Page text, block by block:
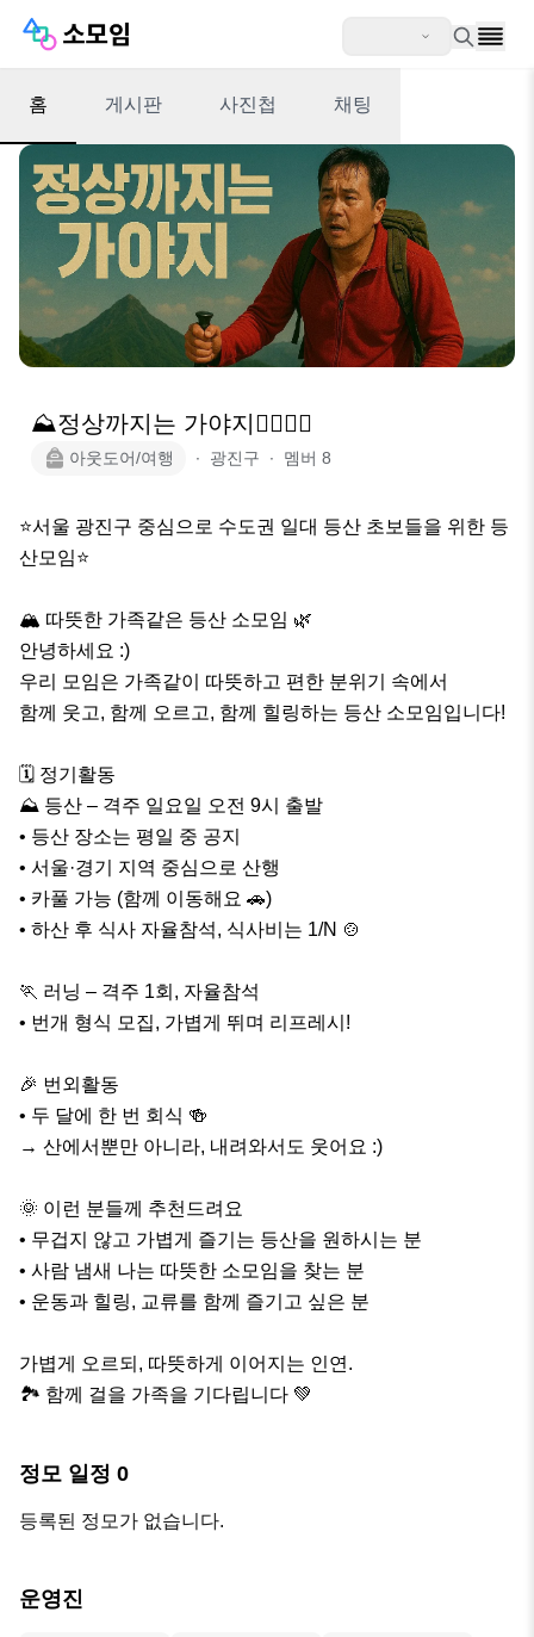
홈 게시판 사진첩 채팅
⛰️정상까지는 가야지🏃‍♂️🏃‍♀
아웃도어/여행 ∙ 광진구 ∙ 멤버 8
⭐️서울 광진구 중심으로 수도권 일대 등산 초보들을 위한 등
산모임⭐️
🏔️ 따뜻한 가족같은 등산 소모임 🌿
안녕하세요 :)
우리 모임은 가족같이 따뜻하고 편한 분위기 속에서
함께 웃고, 함께 오르고, 함께 힐링하는 등산 소모임입니다!
🗓️ 정기활동
⛰ 등산 – 격주 일요일 오전 9시 출발
• 등산 장소는 평일 중 공지
• 서울·경기 지역 중심으로 산행
• 카풀 가능 (함께 이동해요 🚗)
• 하산 후 식사 자율참석, 식사비는 1/N 🍲
🏃 러닝 – 격주 1회, 자율참석
• 번개 형식 모집, 가볍게 뛰며 리프레시!
🎉 번외활동
• 두 달에 한 번 회식 🍻
→ 산에서뿐만 아니라, 내려와서도 웃어요 :)
🌞 이런 분들께 추천드려요
• 무겁지 않고 가볍게 즐기는 등산을 원하시는 분
• 사람 냄새 나는 따뜻한 소모임을 찾는 분
• 운동과 힐링, 교류를 함께 즐기고 싶은 분
가볍게 오르되, 따뜻하게 이어지는 인연.
🏞 함께 걸을 가족을 기다립니다 💚
정모 일정 0
등록된 정모가 없습니다.
운영진